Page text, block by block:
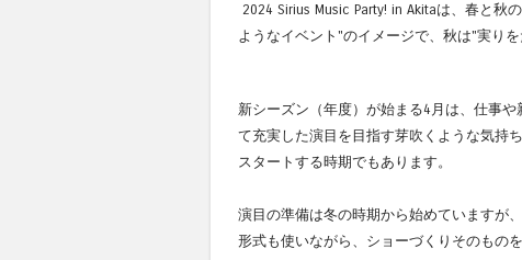
2024 Sirius Music Party! in Akitaは、春と
ようなイベント"のイメージで、秋は"実りを
新シーズン（年度）が始まる4月は、仕事
て充実した演目を目指す芽吹くような気持
スタートする時期でもあります。
演目の準備は冬の時期から始めていますが
形式も使いながら、ショーづくりそのもの